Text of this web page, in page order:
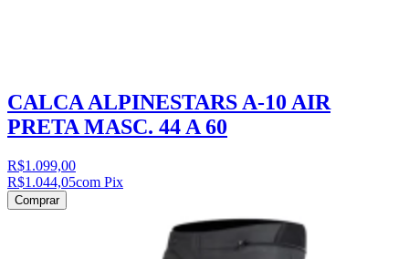
CALCA ALPINESTARS A-10 AIR
PRETA MASC. 44 A 60
R$1.099,00
R$1.044,05com Pix
Comprar